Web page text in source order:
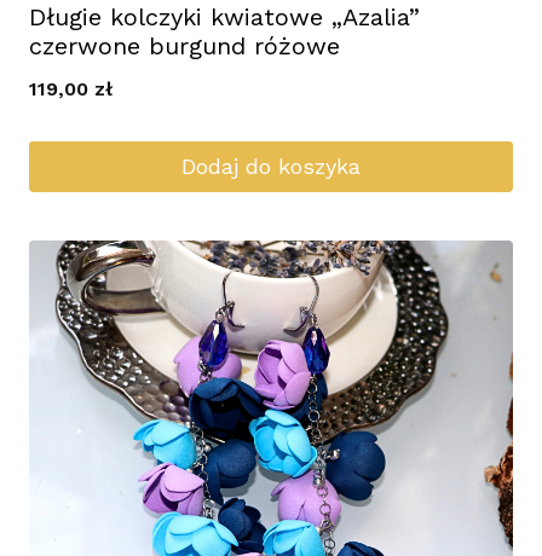
Długie kolczyki kwiatowe „Azalia”
czerwone burgund różowe
119,00 zł
Dodaj do koszyka